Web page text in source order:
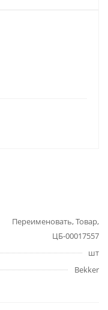
Переименовать, Товар,
ЦБ-00017557
шт
Bekker